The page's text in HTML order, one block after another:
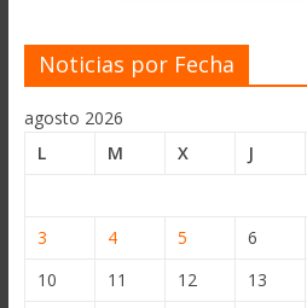
Noticias por Fecha
agosto 2026
L
M X J
3
4 5 6
10
11 12 13